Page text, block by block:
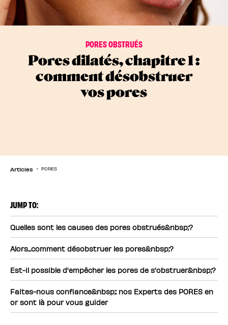
PORES OBSTRUÉS
Pores dilatés, chapitre 1 :
comment désobstruer
vos pores
Articles PORES
JUMP TO:
Quelles sont les causes des pores obstrués&nbsp;?
Alors...comment désobstruer les pores&nbsp;?
Est-il possible d'empêcher les pores de s'obstruer&nbsp;?
Faites-nous confiance&nbsp;: nos Experts des PORES en
or sont là pour vous guider